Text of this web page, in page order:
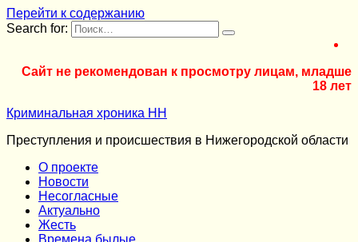
Перейти к содержанию
Search for:
Сайт не рекомендован к просмотру лицам, младше
18 лет
Криминальная хроника НН
Преступления и происшествия в Нижегородской области
О проекте
Новости
Несогласные
Актуально
Жесть
Времена былые